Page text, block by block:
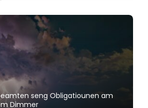
seng Obligatiounen am
Dimmer